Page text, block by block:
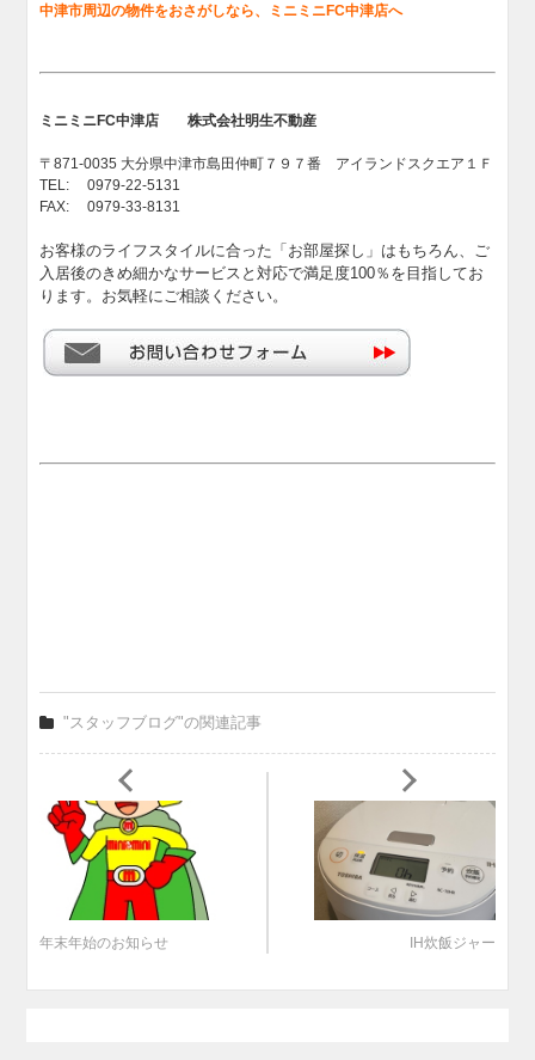
中津市周辺の物件をおさがしなら、ミニミニFC中津店へ
ミニミニFC中津店 株式会社明生不動産
〒871-0035 大分県中津市島田仲町７９７番 アイランドスクエア１Ｆ
TEL: 0979-22-5131
FAX: 0979-33-8131
お客様のライフスタイルに合った「お部屋探し」はもちろん、ご
入居後のきめ細かなサービスと対応で満足度100％を目指してお
ります。お気軽にご相談ください。
"スタッフブログ"の関連記事
年末年始のお知らせ IH炊飯ジャー